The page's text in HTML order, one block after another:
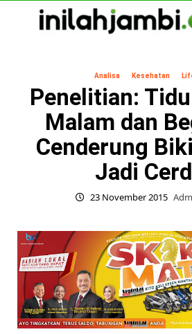
Analisa Kesehatan
Penelitian:
Malam dan
Cenderung
Jadi
23 November 2015